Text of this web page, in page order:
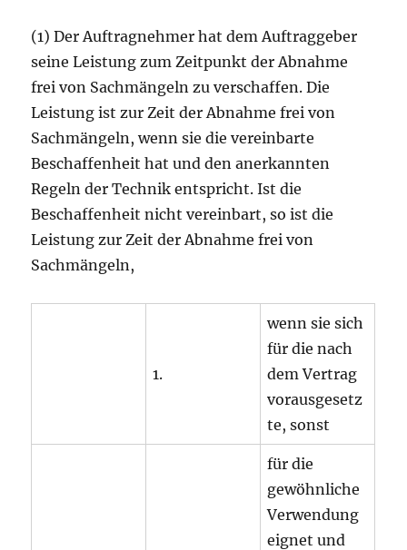
(1) Der Auftragnehmer hat dem Auftraggeber
seine Leistung zum Zeitpunkt der Abnahme
frei von Sachmängeln zu verschaffen. Die
Leistung ist zur Zeit der Abnahme frei von
Sachmängeln, wenn sie die vereinbarte
Beschaffenheit hat und den anerkannten
Regeln der Technik entspricht. Ist die
Beschaffenheit nicht vereinbart, so ist die
Leistung zur Zeit der Abnahme frei von
Sachmängeln,
1.
wenn sie sich
für die nach
dem Vertrag
vorausgesetz
te, sonst
für die
gewöhnliche
Verwendung
eignet und